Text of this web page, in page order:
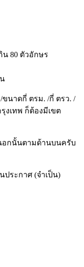
น 80 ตัวอักษร
นาดกี่ ตรม. /กี่ ตรว. /
งเทพ ก็ต้องมีเขต
อกนั้นตามด้านบนครับ
ประกาศ (จำเป็น)